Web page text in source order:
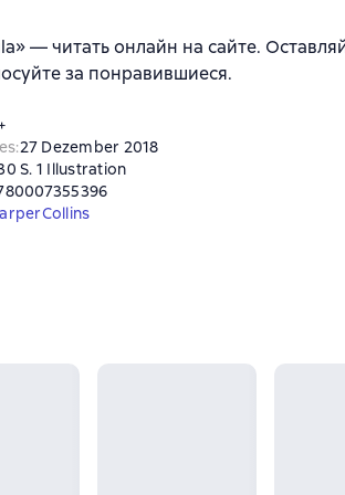
— читать онлайн на сайте.
за понравившиеся.
:27 Dezember 2018
S. 1 Illustration